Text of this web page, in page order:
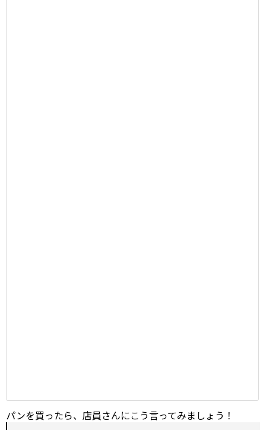
パンを買ったら、店員さんにこう言ってみましょう！